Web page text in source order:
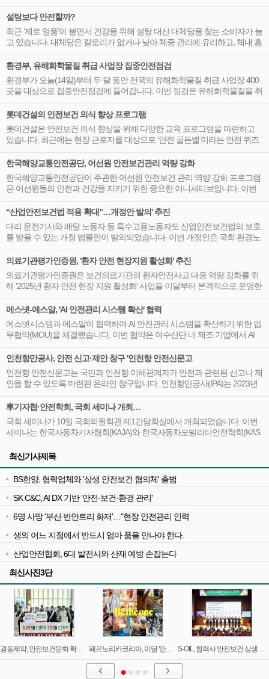
울에서 근무하고 있습니다. 이러한 수치는 서울이 외국인 노동자에게 중요
한 일자리 제공 지역임을 보여줍니다.
설탕보다 안전할까?
최근 ‘제로 열풍’이 불면서 건강을 위해 설탕 대신 대체당을 찾는 소비자가 늘
고 있습니다. 대체당은 칼로리가 없거나 낮아 체중 관리에 유리하고, 체내 흡
환경부, 유해화학물질 취급 사업장 집중안전점검
환경부가 오늘(14일)부터 두 달 동안 전국의 유해화학물질 취급 사업장 400
곳을 대상으로 집중안전점검에 들어갑니다. 이번 점검은 유해화학물질을 취
성하기 위한 중요한 조치입니다.
롯데건설의 안전보건 의식 향상 프로그램
롯데건설은 안전보건 의식 향상을 위해 다양한 교육 프로그램을 마련하고
있습니다. 최근에는 현장 근로자를 대상으로 ‘안전 골든벨’이라는 안전 퀴즈
한국해양교통안전공단, 어선원 안전보건관리 역량 강화
한국해양교통안전공단이 주관한 어선원 안전보건 관리 역량 강화 프로그램
은 어선원들의 안전과 건강을 지키기 위한 중요한 이니셔티브입니다. 이번
를 예방하고 현장 대응력을 높이기 위한 다양한 교육이 포함되었습니다.
“산업안전보건법 적용 확대”…개정안 발의' 추진
대리 운전기사와 배달 노동자 등 특수고용노동자도 산업안전보건법의 보호
를 받을 수 있는 개정 법률안이 발의되었습니다. 이번 개정안은 국회 환경노
장소에서 일하는 특수고용노동자도 법적 보호를 받을 수 있도록 하는 내용
을 담고 있습니다.
의료기관평가인증원, '환자 안전 현장지원 활성화' 추진
의료기관평가인증원은 보건의료기관의 환자안전사고 대응 역량 강화를 위
해 '2025년 환자 안전 현장 지원 활성화' 사업을 이달부터 본격적으로 운영한
하는 보건의료 기관을 대상으로 하며, 신청 내용과 현장 지원 필요성 등을 종
합적으로 검토해 지원 대상을 선정할 계획입니다.
에스넷-에스알, 'AI 안전관리 시스템 확산' 협력
에스넷시스템과 에스알이 협력하여 AI 안전관리 시스템을 확산하기 위한 업
무협약(MOU)을 체결했습니다. 이번 협약은 여수산단 내 제조 기업에서 AI
한 근로 환경을 구축하기 위한 것입니다.
인천항만공사, 안전 신고·제안 창구 '인천항 안전신문고
인천항 안전신문고는 국민과 인천항 이해관계자가 안전과 관련된 신고나 제
안을 할 수 있도록 마련된 온라인 창구입니다. 인천항만공사(IPA)는 2023년
다고 밝혔습니다. 이번 포스트에서는 인천항 안전신문고의 개요와 개편의
필요성, 새로운 로그인 방식, 신고 및 제안의 중요성, 신고의 종류, 신고 절차,
그리고 공공 참여의 중요성에 대해 자세히 알아보겠습니다.
車기자협·안전학회, 국회 세미나 개최…
국회 세미나가 10일 국회의원회관 제1간담회실에서 개최되었습니다. 이번
세미나는 한국자동차기자협회(KAJA)와 한국자동차모빌리티안전학회(KAS
안전 사고 제로’였습니다. 이 세미나는 국회 국토교통위원회 한준호 의원, 보
교통부, 행정안전부, 질병관리청에서 후원하였습니다.
최신기사제목
BS한양, 협력업체와 '상생 안전보건 협의체' 출범
SK C&C, AI DX 기반 '안전·보건·환경 관리'
6명 사망 '부산 반얀트리 화재'…"현장 안전관리 인력
생의 어느 지점에서 반드시 엄마 품을 만나야 한다.
산업안전협회, 6대 발전사와 산재 예방 손잡는다
최신사진3단
광동제약, 안전보건문화 확산 캠페인 성료 페르노리카코리아, 이달 '안전보건의 달' 지정…캠페인 S-OIL, 협력사 안전보건 상생협력사업 발대식 개최